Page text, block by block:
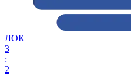
ЛОК
3
:
2